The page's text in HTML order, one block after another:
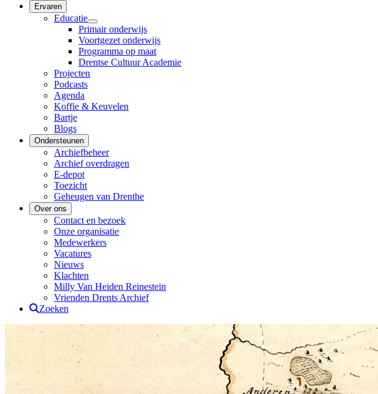
Ervaren
Educatie
Primair onderwijs
Voortgezet onderwijs
Programma op maat
Drentse Cultuur Academie
Projecten
Podcasts
Agenda
Koffie & Keuvelen
Bartje
Blogs
Ondersteunen
Archiefbeheer
Archief overdragen
E-depot
Toezicht
Geheugen van Drenthe
Over ons
Contact en bezoek
Onze organisatie
Medewerkers
Vacatures
Nieuws
Klachten
Milly Van Heiden Reinestein
Vrienden Drents Archief
Zoeken
Drents Archief